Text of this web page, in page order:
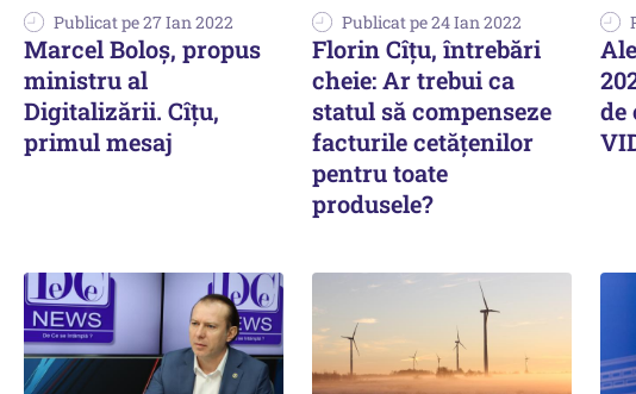
Publicat pe 27 Ian 2022
Marcel Boloș, propus
ministru al
Digitalizării. Cîțu,
primul mesaj
Publicat pe 24 Ian 2022
Florin Cîțu, întrebări
cheie: Ar trebui ca
statul să compenseze
facturile cetățenilor
pentru toate
produsele?
de